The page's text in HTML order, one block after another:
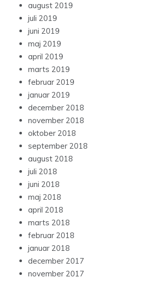
august 2019
juli 2019
juni 2019
maj 2019
april 2019
marts 2019
februar 2019
januar 2019
december 2018
november 2018
oktober 2018
september 2018
august 2018
juli 2018
juni 2018
maj 2018
april 2018
marts 2018
februar 2018
januar 2018
december 2017
november 2017